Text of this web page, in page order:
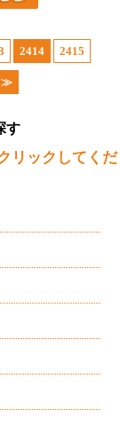
2414 2415
≫
す
リックしてくだ